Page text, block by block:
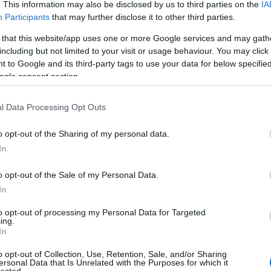
This information may also be disclosed by us to third parties on the
Participants that may further disclose it to other third parties.
that this website/app uses one or more Google services and may
but not limited to your visit or usage behaviour. You may
to Google and its third-party tags to use your data for below
consent section.
Data Processing Opt Outs
opt-out of the Sharing of my personal data.
opt-out of the Sale of my Personal Data.
opt-out of processing my Personal Data for Targeted
opt-out of Collection, Use, Retention, Sale, and/or Sharing
Data that Is Unrelated with the Purposes for which it
A
A